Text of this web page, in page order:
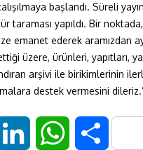
başlandı. Süreli
taraması yapıldı. Bir
emanet ederek aramızdan
üzere, ürünleri, yapıtları,
arşivi ile birikimlerinin
destek vermesini
S